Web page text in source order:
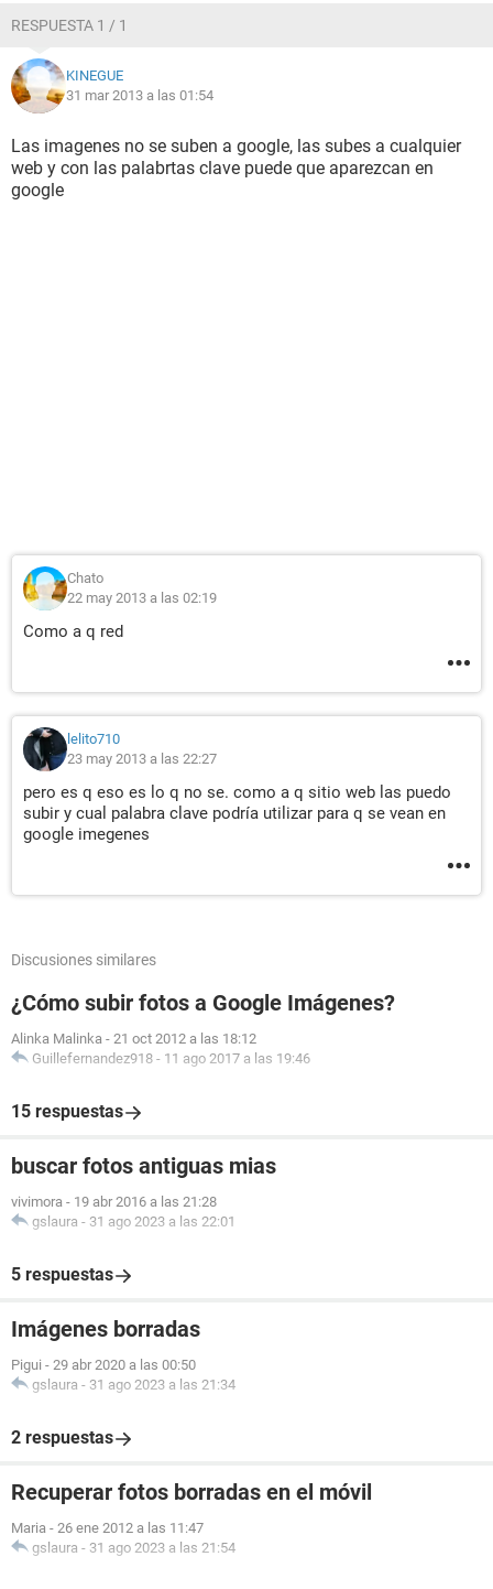
RESPUESTA 1 / 1
KINEGUE
31 mar 2013 a las 01:54
Las imagenes no se suben a google, las subes a cualquier
web y con las palabrtas clave puede que aparezcan en
google
Chato
22 may 2013 a las 02:19
Como a q red
lelito710
23 may 2013 a las 22:27
pero es q eso es lo q no se. como a q sitio web las puedo
subir y cual palabra clave podría utilizar para q se vean en
google imegenes
Discusiones similares
¿Cómo subir fotos a Google Imágenes?
Alinka Malinka - 21 oct 2012 a las 18:12
Guillefernandez918 - 11 ago 2017 a las 19:46
15 respuestas
buscar fotos antiguas mias
vivimora - 19 abr 2016 a las 21:28
gslaura - 31 ago 2023 a las 22:01
5 respuestas
Imágenes borradas
Pigui - 29 abr 2020 a las 00:50
gslaura - 31 ago 2023 a las 21:34
2 respuestas
Recuperar fotos borradas en el móvil
Maria - 26 ene 2012 a las 11:47
gslaura - 31 ago 2023 a las 21:54